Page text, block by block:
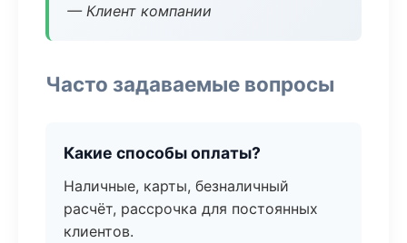
— Клиент компании
Часто задаваемые вопросы
Какие способы оплаты?
Наличные, карты, безналичный
расчёт, рассрочка для постоянных
клиентов.